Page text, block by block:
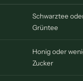
Schwarztee
Grüntee
Honig oder
Zucker